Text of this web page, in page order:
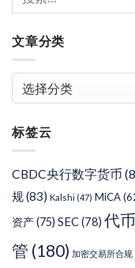
文章分类
章
类
标签云
CBDC央行数字货币
规(83) Kalshi (47) MiCA
资产(75) SEC(78) 代
管 (180) 加密交易所合规